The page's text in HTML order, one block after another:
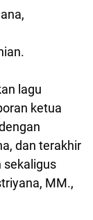
lagu
ketua
dan terakhir
sekaligus
MM.,